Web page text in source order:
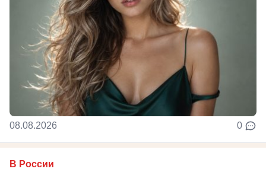
08.08.2026 0
В России